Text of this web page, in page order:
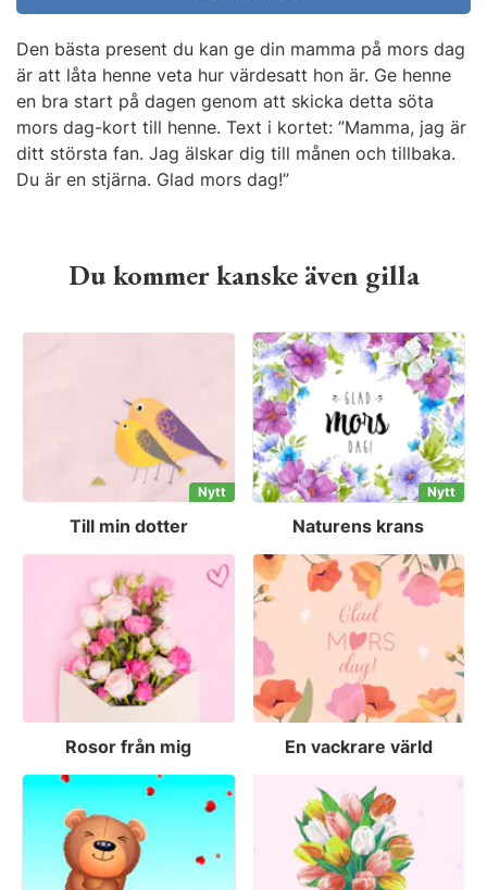
Den bästa present du kan ge din mamma på mors dag
är att låta henne veta hur värdesatt hon är. Ge henne
en bra start på dagen genom att skicka detta söta
mors dag-kort till henne. Text i kortet: ”Mamma, jag är
ditt största fan. Jag älskar dig till månen och tillbaka.
Du är en stjärna. Glad mors dag!”
Du kommer kanske även gilla
Nytt
Till min dotter
Nytt
Naturens krans
Rosor från mig En vackrare värld